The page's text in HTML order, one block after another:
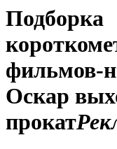
Подборка
фильмов-
Оскар
прокат